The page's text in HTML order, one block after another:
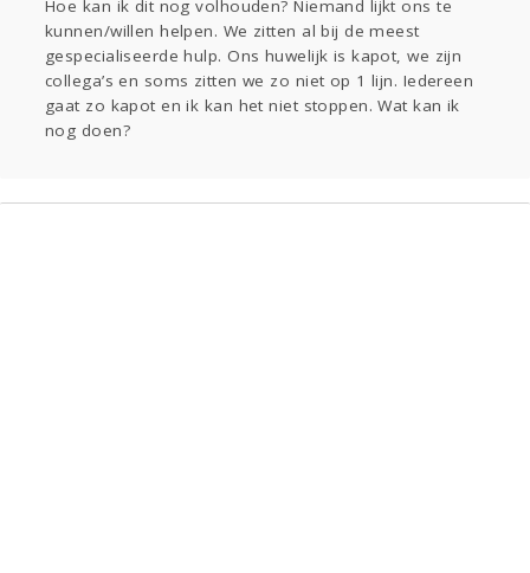
Hoe kan ik dit nog volhouden? Niemand lijkt ons te
kunnen/willen helpen. We zitten al bij de meest
gespecialiseerde hulp. Ons huwelijk is kapot, we zijn
collega’s en soms zitten we zo niet op 1 lijn. Iedereen
gaat zo kapot en ik kan het niet stoppen. Wat kan ik
nog doen?